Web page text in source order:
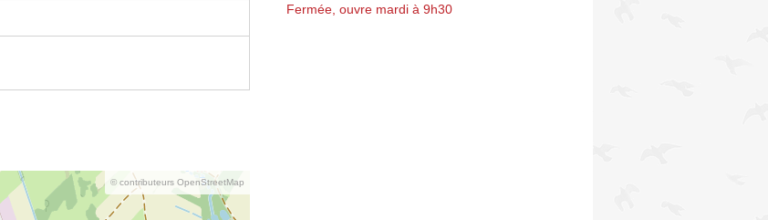
© contributeurs OpenStreetMap
Fermée, ouvre mardi à 9h30